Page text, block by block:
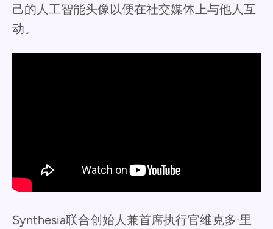
己的人工智能头像以便在社交媒体上与他人互
动。
Synthesia联合创始人兼首席执行官维克多·里